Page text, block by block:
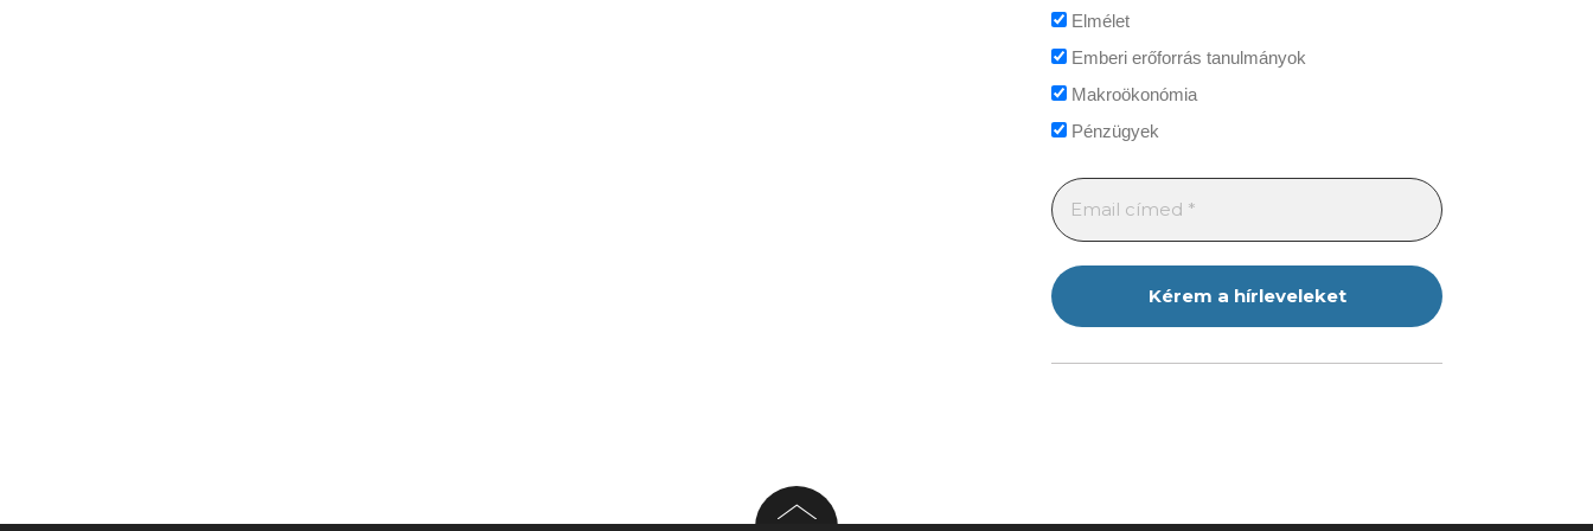
Elmélet
Emberi erőforrás tanulmányok
Makroökonómia
Pénzügyek